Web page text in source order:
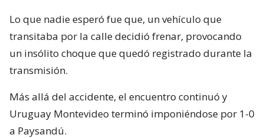
Lo que nadie esperó fue que, un vehículo que
transitaba por la calle decidió frenar, provocando
un insólito choque que quedó registrado durante la
transmisión.
Más allá del accidente, el encuentro continuó y
Uruguay Montevideo terminó imponiéndose por 1-0
a Paysandú.